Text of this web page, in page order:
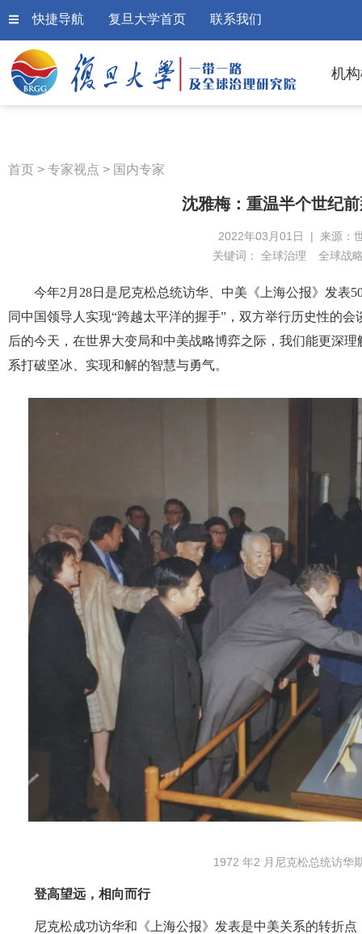
快捷导航 复旦大学首页 联系我们
机
首页 > 专家视点 > 国内专家
沈雅梅：重温半个世纪
2022年03月01日 | 来源：
关键词： 全球治理 全球战
今年2月28日是尼克松总统访华、中美《上海公报》发表
同中国领导人实现“跨越太平洋的握手”，双方举行历史性的
后的今天，在世界大变局和中美战略博弈之际，我们能更深
系打破坚冰、实现和解的智慧与勇气。
1972 年2 月尼克松总统访华
登高望远，相向而行
尼克松成功访华和《上海公报》发表是中美关系的转折